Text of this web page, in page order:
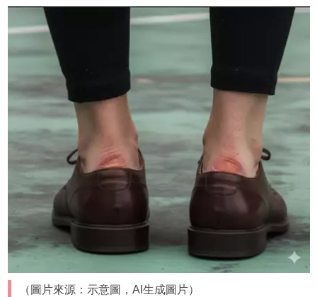
（圖片來源：示意圖，AI生成圖片）